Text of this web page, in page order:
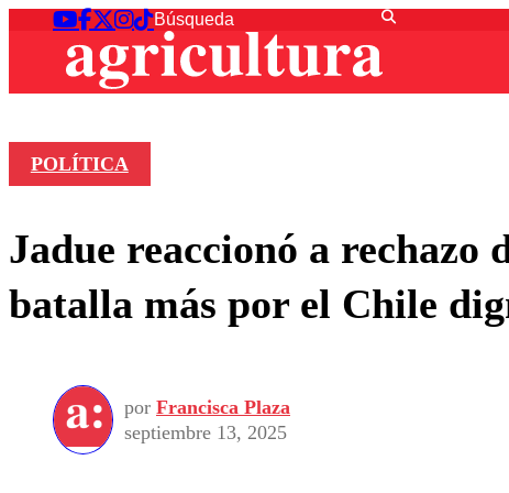
POLÍTICA
Jadue reaccionó a
batalla más por el Chile
por Francisca Plaza
septiembre 13, 2025